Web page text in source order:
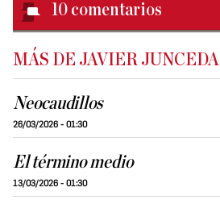
10 comentarios
MÁS DE JAVIER JUNCEDA
Neocaudillos
26/03/2026 - 01:30
El término medio
13/03/2026 - 01:30